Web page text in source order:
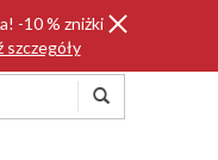
-10 % zniżki
szczegóły